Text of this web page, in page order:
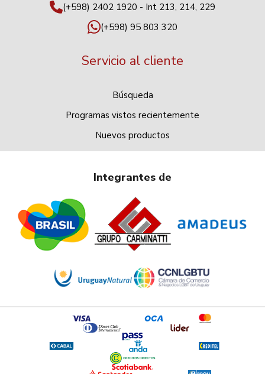
(+598) 2402 1920 - Int 213, 214, 229
(+598) 95 803 320
Servicio al cliente
Búsqueda
Programas vistos recientemente
Nuevos productos
Integrantes de